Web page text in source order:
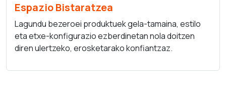
Espazio Bistaratzea
Lagundu bezeroei produktuek gela-tamaina, estilo
eta etxe-konfigurazio ezberdinetan nola doitzen
diren ulertzeko, erosketarako konfiantzaz.